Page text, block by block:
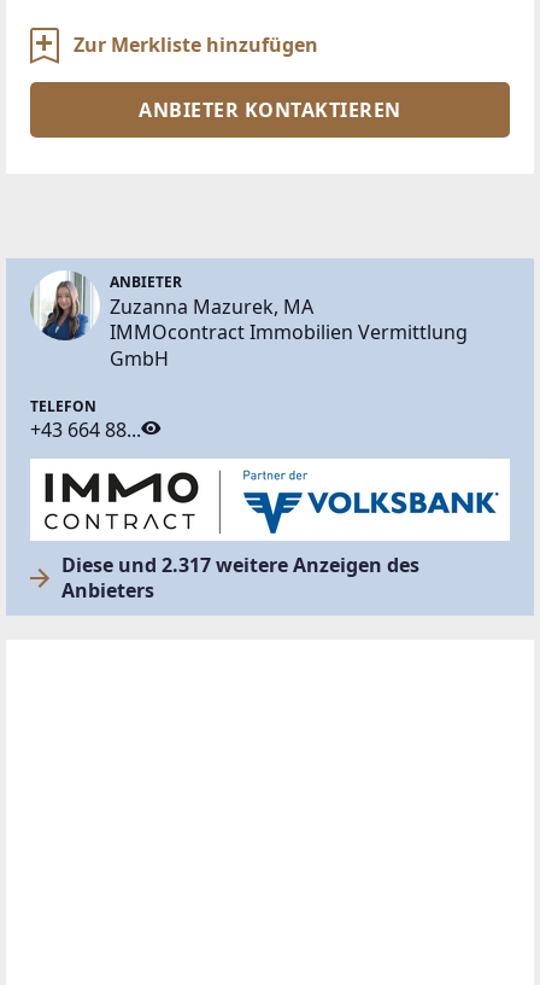
Zur Merkliste hinzufügen
ANBIETER KONTAKTIEREN
ANBIETER
Zuzanna Mazurek, MA
IMMOcontract Immobilien Vermittlung
GmbH
TELEFON
+43 664 88...
Diese und 2.317 weitere Anzeigen des
Anbieters